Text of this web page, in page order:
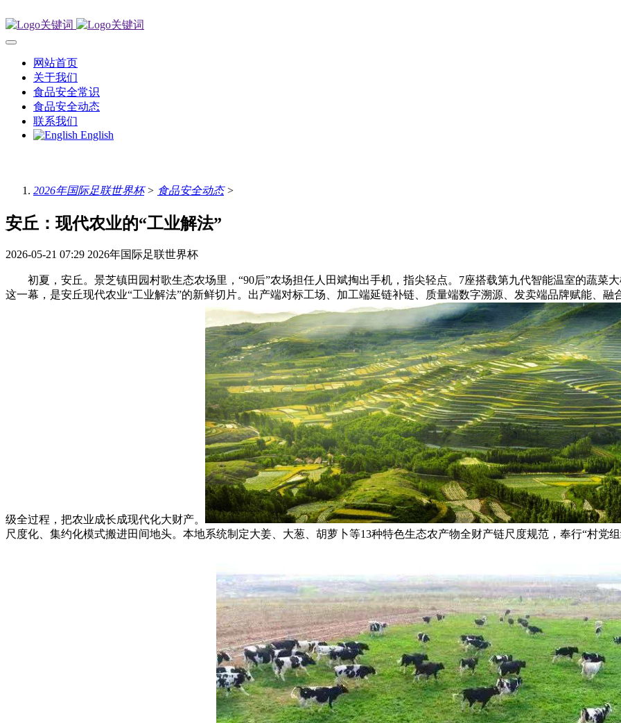
网站首页
关于我们
食品安全常识
食品安全动态
联系我们
English
2026年国际足联世界杯> 食品安全动态>
安丘：现代农业的“工业解法”
2026-05-21 07:29 2026年国际足联世界杯
初夏，安丘。景芝镇田园村歌生态农场里，“90后”农场担任人田斌掏出手机，指尖轻点。7座搭载第九代智能温室的蔬菜
这一幕，是安丘现代农业“工业解法”的新鲜切片。出产端对标工场、加工端延链补链、质量端数字溯源、发卖端品牌赋能、
级全过程，把农业成长成现代化大财产。
尺度化、集约化模式搬进田间地头。本地系统制定大姜、大葱、胡萝卜等13种特色生态农产物全财产链尺度规范，奉行“村党